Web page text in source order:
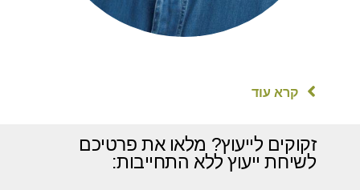
קרא עוד
זקוקים לייעוץ? מלאו את פרטיכם
לשיחת ייעוץ ללא התחייבות: